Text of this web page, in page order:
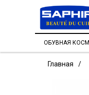
ОБУВНАЯ
Главная